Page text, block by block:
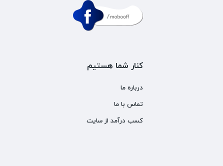
کنار شما هستیم
درباره ما
تماس با ما
کسب درآمد از سایت